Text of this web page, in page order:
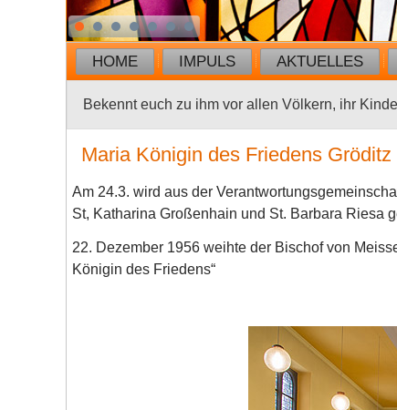
HOME IMPULS AKTUELLES
Bekennt euch zu ihm vor allen Völkern, ihr
Maria Königin des Friedens Gröditz
Am 24.3. wird aus der
St, Katharina Großenhain und St. Barbara Riesa
22. Dezember 1956 weihte der Bischof von
Königin des Friedens“